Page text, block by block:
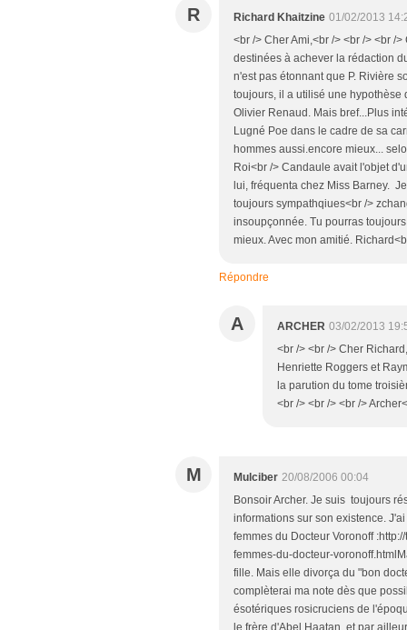
R Richard Khaitzine 01/02/2013
<br /> Cher Ami,<br /> <br /> <br /
destinées à achever la rédaction
n'est pas étonnant que P. Rivière
toujours, il a utilisé une hypothèse
Olivier Renaud. Mais bref...Plus
Lugné Poe dans le cadre de sa
hommes aussi.encore mieux...
Roi<br /> Candaule avait l'objet
lui, fréquenta chez Miss Barney.
toujours sympathqiues<br />
insoupçonnée. Tu pourras
mieux. Avec mon amitié.
Répondre
A ARCHER 03/02/2013
<br /> <br /> Cher
Henriette Roggers et
la parution du tome
<br /> <br /> <br />
M Mulciber 20/08/2006 00:04
Bonsoir Archer. Je suis toujours
informations sur son existence.
femmes du Docteur Voronoff
femmes-du-docteur-
fille. Mais elle divorça du "bon
complèterai ma note dès que
ésotériques rosicruciens de
le frère d'Abel Haatan, et par